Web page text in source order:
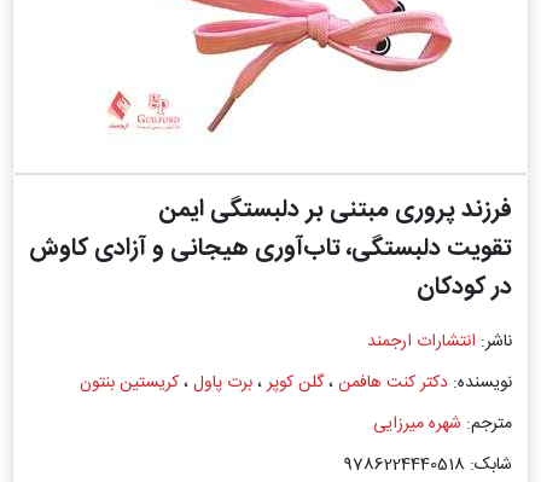
فرزند پروری مبتنی بر دلبستگی ایمن
تقویت دلبستگی، تاب‌آوری هیجانی و آزادی کاوش
در کودکان
ناشر: انتشارات ارجمند
نویسنده: دکتر کنت هافمن،گلن کوپر،برت پاول،کریستین بنتون
مترجم: شهره میرزایی
شابک: 9786224440518